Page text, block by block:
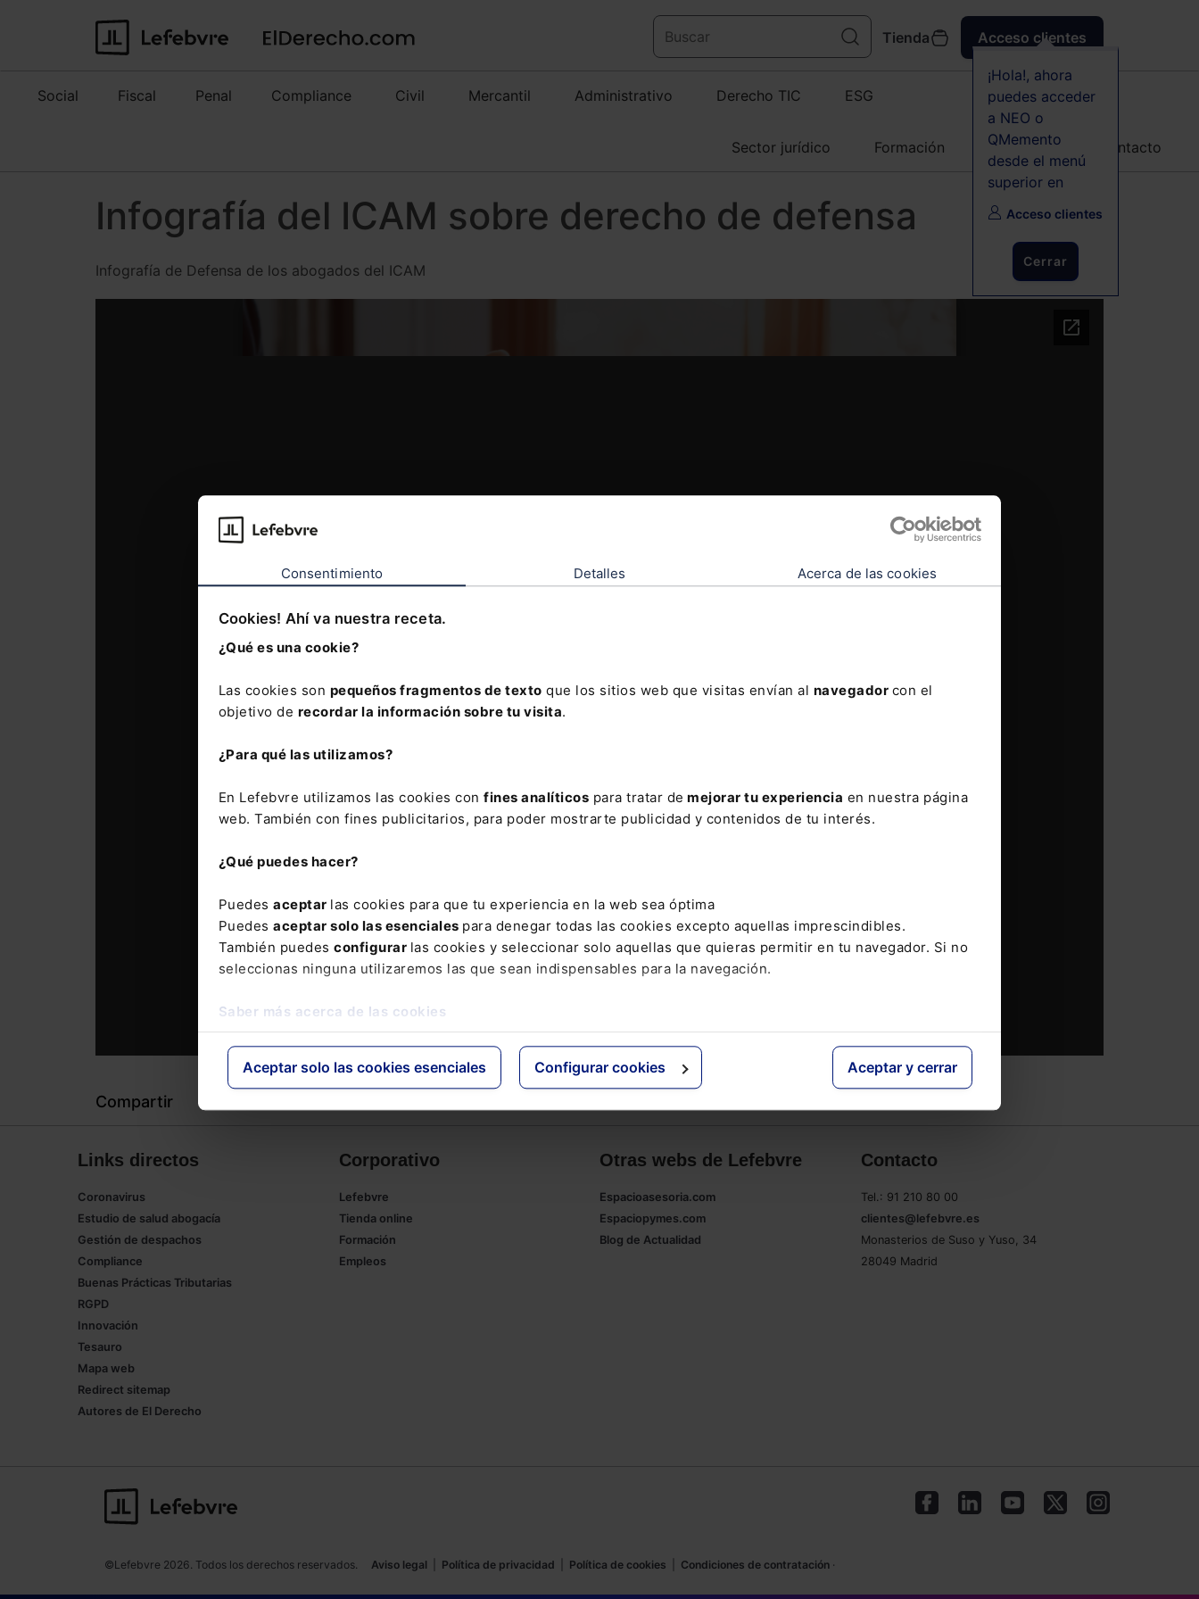
Consentimiento Detalles Acerca de las cookies
Cookies! Ahí va nuestra receta.
¿Qué es una cookie?
Las cookies son pequeños fragmentos de texto que los sitios web que visitas envían al navegador con el
objetivo de recordar la información sobre tu visita.
¿Para qué las utilizamos?
En Lefebvre utilizamos las cookies con fines analíticos para tratar de mejorar tu experiencia en nuestra página
web. También con fines publicitarios, para poder mostrarte publicidad y contenidos de tu interés.
¿Qué puedes hacer?
Puedes aceptar las cookies para que tu experiencia en la web sea óptima
Puedes aceptar solo las esenciales para denegar todas las cookies excepto aquellas imprescindibles.
También puedes configurar las cookies y seleccionar solo aquellas que quieras permitir en tu navegador. Si no
seleccionas ninguna utilizaremos las que sean indispensables para la navegación.
Saber más acerca de las cookies
Aceptar solo las cookies esenciales Configurar cookies Aceptar y cerrar
Tienda Acceso clientes
¡Hola!, ahora
puedes acceder
a NEO o
QMemento
desde el menú
superior en
Acceso clientes
Cerrar
Social Fiscal Penal Compliance Civil Mercantil Administrativo Derecho TIC ESG
Sector jurídico Formación Agenda Contacto
Infografía del ICAM sobre derecho de defensa
Infografía de Defensa de los abogados del ICAM
Compartir
Links directos
Coronavirus
Estudio de salud abogacía
Gestión de despachos
Compliance
Buenas Prácticas Tributarias
RGPD
Innovación
Tesauro
Mapa web
Redirect sitemap
Autores de El Derecho
Corporativo
Lefebvre
Tienda online
Formación
Empleos
Otras webs de Lefebvre
Espacioasesoria.com
Espaciopymes.com
Blog de Actualidad
Contacto
Tel.: 91 210 80 00
clientes@lefebvre.es
Monasterios de Suso y Yuso, 34
28049 Madrid
©Lefebvre 2026. Todos los derechos reservados. Aviso legal Política de privacidad Política de cookies Condiciones de contratación ·